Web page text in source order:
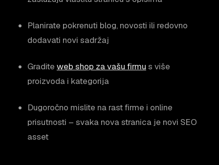
Planirate pokrenuti blog, novosti ili redovno
dodavati novi sadržaj
Gradite web shop za vašu firmu s više
proizvoda i kategorija
Dugoročno mislite na rast firme i online
prisutnosti – svaka nova stranica je novi SEO
asset